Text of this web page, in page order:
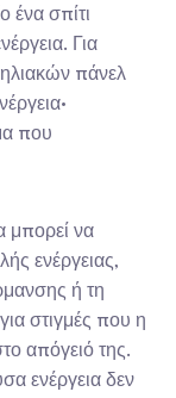
ένα σπίτι
Για
πάνελ
που
μπορεί να
ενέργειας,
ή τη
στιγμές που η
απόγειό της.
ενέργεια δεν